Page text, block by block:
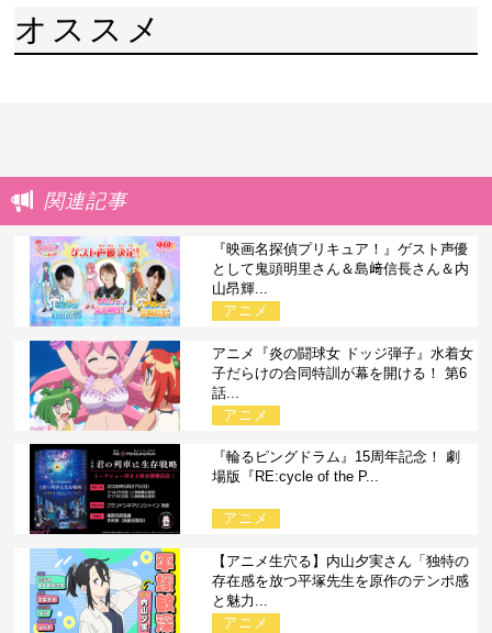
オススメ
関連記事
『映画名探偵プリキュア！』ゲスト声優
として鬼頭明里さん＆島﨑信長さん＆内
山昂輝...
アニメ
アニメ『炎の闘球女 ドッジ弾子』水着女
子だらけの合同特訓が幕を開ける！ 第6
話...
アニメ
『輪るピングドラム』15周年記念！ 劇
場版『RE:cycle of the P...
アニメ
【アニメ生穴る】内山夕実さん「独特の
存在感を放つ平塚先生を原作のテンポ感
と魅力...
アニメ